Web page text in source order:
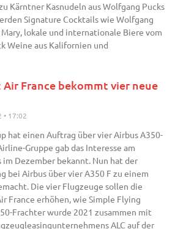
Kärntner Kasnudeln aus Wolfgang Pucks
Signature Cocktails wie Wolfgang
lokale und internationale Biere vom
Weine aus Kalifornien und
France bekommt vier neue
17:02
hat einen Auftrag über vier Airbus A350-
Gruppe gab das Interesse am
Dezember bekannt. Nun hat der
bei Airbus über vier A350 F zu einem
Die vier Flugzeuge sollen die
France erhöhen, wie Simple Flying
Frachter wurde 2021 zusammen mit
ALC auf der